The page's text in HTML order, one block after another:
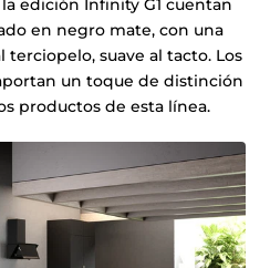
edición Infinity G1 cuentan
en negro mate, con una
terciopelo, suave al tacto. Los
un toque de distinción
productos de esta línea.